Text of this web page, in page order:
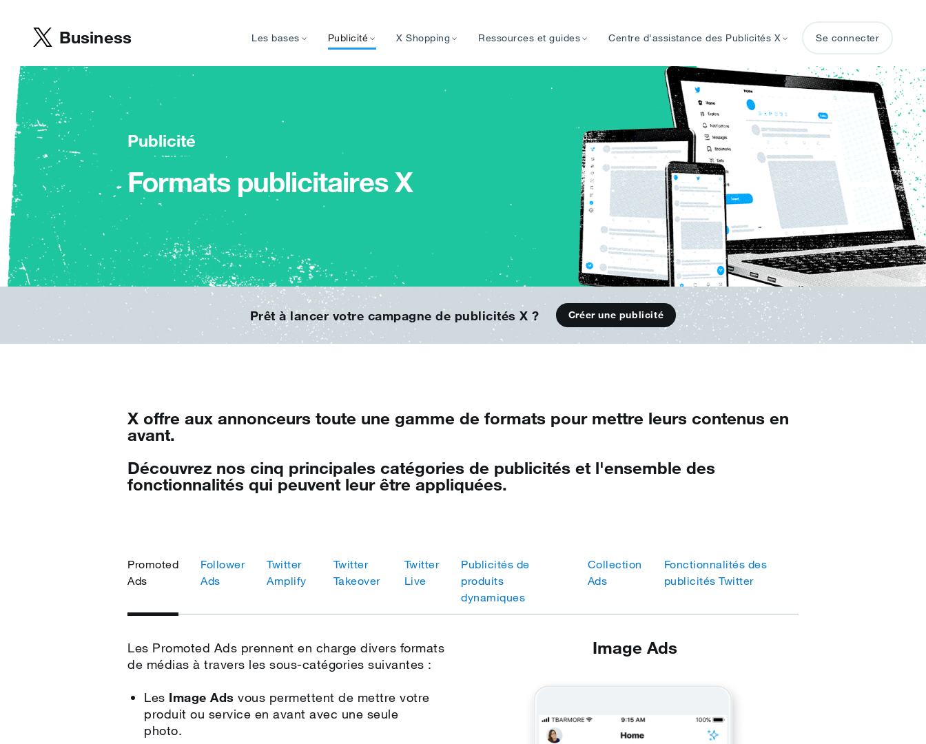
Business Les bases Publicité X Shopping Ressources et guides Centre d'assistance des Publicités X Se connecter
Publicité
Formats publicitaires X
Prêt à lancer votre campagne de publicités X ? Créer une publicité
X offre aux annonceurs toute une gamme de formats pour mettre leurs contenus en
avant.
Découvrez nos cinq principales catégories de publicités et l'ensemble des
fonctionnalités qui peuvent leur être appliquées.
Promoted
Ads
Follower
Ads
Twitter
Amplify
Twitter
Takeover
Twitter
Live
Publicités de
produits
dynamiques
Collection
Ads
Fonctionnalités des
publicités Twitter
Les Promoted Ads prennent en charge divers formats
de médias à travers les sous‑catégories suivantes :
Les Image Ads vous permettent de mettre votre
produit ou service en avant avec une seule
photo.
Text Ads Image Ads